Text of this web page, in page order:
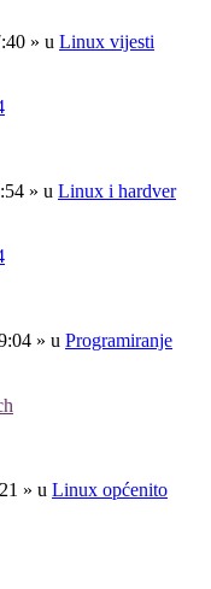
» u Linux vijesti
» u Linux i hardver
» u Programiranje
» u Linux općenito